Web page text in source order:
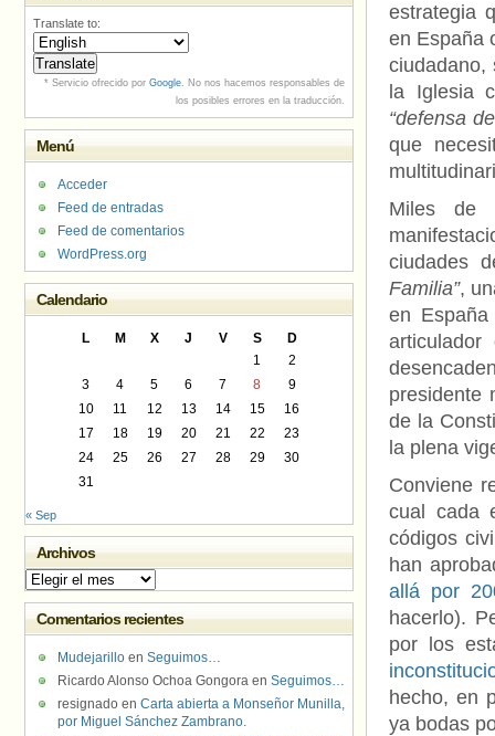
estrategia
en España
ciudadano,
la Iglesia
“defensa
que
Miles de
ciudades
Familia”,
en
presidente
de la
la plena
Conviene
cual cada
códigos
han
allá por
hacerlo).
por los
hecho, en
ya bodas
Translate to:
* Servicio ofrecido por Google. No nos hacemos responsables de
los posibles errores en la traducción.
Menú
Acceder
Feed de entradas
Feed de comentarios
WordPress.org
Calendario
L M X J V S
D
1
2
3
4 5 6 7 8
9
10
11 12 13 14 15
16
17
18 19 20 21 22
23
24
25 26 27 28 29
30
31
« Sep
Archivos
Archivos
Comentarios recientes
Mudejarillo en Seguimos…
Ricardo Alonso Ochoa Gongora en Seguimos…
resignado en Carta abierta a Monseñor Munilla,
por Miguel Sánchez Zambrano.